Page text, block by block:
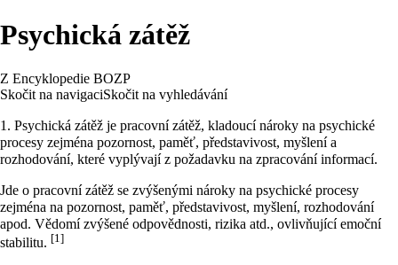
Psychická zátěž
Z Encyklopedie BOZP
Skočit na navigaciSkočit na vyhledávání
1. Psychická zátěž je pracovní zátěž, kladoucí nároky na psychické
procesy zejména pozornost, paměť, představivost, myšlenía
rozhodování, které vyplývají z požadavku na zpracování informací.
Jde o pracovní zátěž se zvýšenými nároky na psychické procesy
zejména na pozornost, paměť, představivost, myšlení, rozhodování
apod. Vědomí zvýšené odpovědnosti, rizika atd., ovlivňující emoční
stabilitu. [1]